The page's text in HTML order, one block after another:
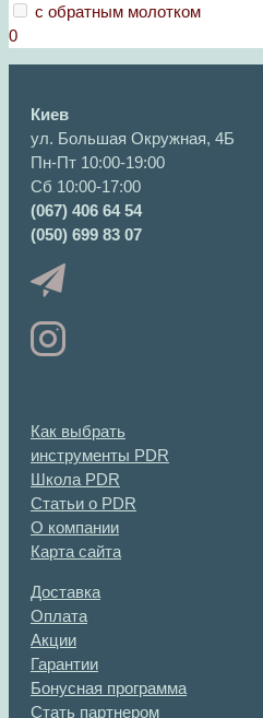
с обратным молотком
0
Киев
ул. Большая Окружная, 4Б
Пн-Пт 10:00-19:00
Сб 10:00-17:00
(067) 406 64 54
(050) 699 83 07
Как выбрать
инструменты PDR
Школа PDR
Статьи о PDR
О компании
Карта сайта
Доставка
Оплата
Акции
Гарантии
Бонусная программа
Стать партнером